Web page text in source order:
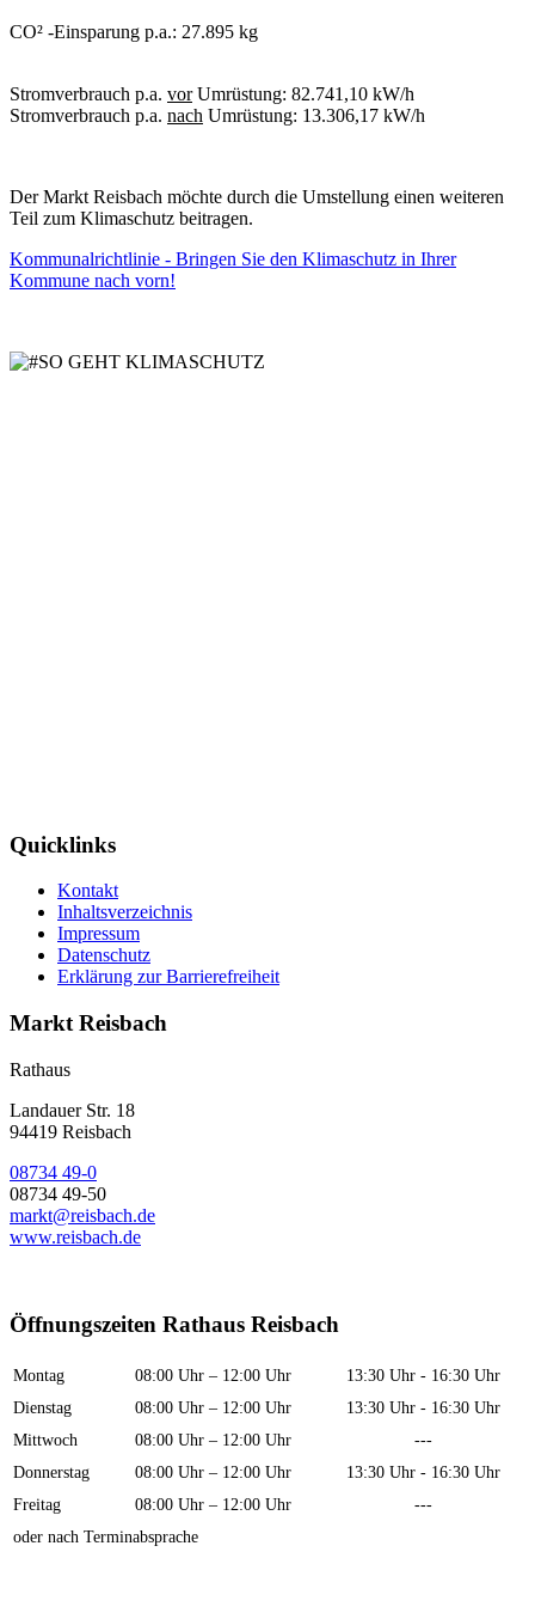
CO² -Einsparung p.a.: 27.895 kg
Stromverbrauch p.a. vorUmrüstung: 82.741,10 kW/h
Stromverbrauch p.a. nach Umrüstung: 13.306,17 kW/h
Der Markt Reisbach möchte durch die Umstellung einen weiteren
Teil zum Klimaschutz beitragen.
Kommunalrichtlinie - Bringen Sie den Klimaschutz in Ihrer
Kommune nach vorn!
Quicklinks
Kontakt
Inhaltsverzeichnis
Impressum
Datenschutz
Erklärung zur Barrierefreiheit
Markt Reisbach
Rathaus
Landauer Str. 18
94419 Reisbach
08734 49-0
08734 49-50
markt@reisbach.de
www.reisbach.de
Öffnungszeiten Rathaus Reisbach
Montag 08:00 Uhr – 12:00 Uhr
13:30 Uhr - 16:30 Uhr
Dienstag
08:00 Uhr – 12:00 Uhr
13:30 Uhr - 16:30 Uhr
Mittwoch
08:00 Uhr – 12:00 Uhr
---
Donnerstag
08:00 Uhr – 12:00 Uhr
13:30 Uhr - 16:30 Uhr
Freitag
08:00 Uhr – 12:00 Uhr
---
oder nach Terminabsprache